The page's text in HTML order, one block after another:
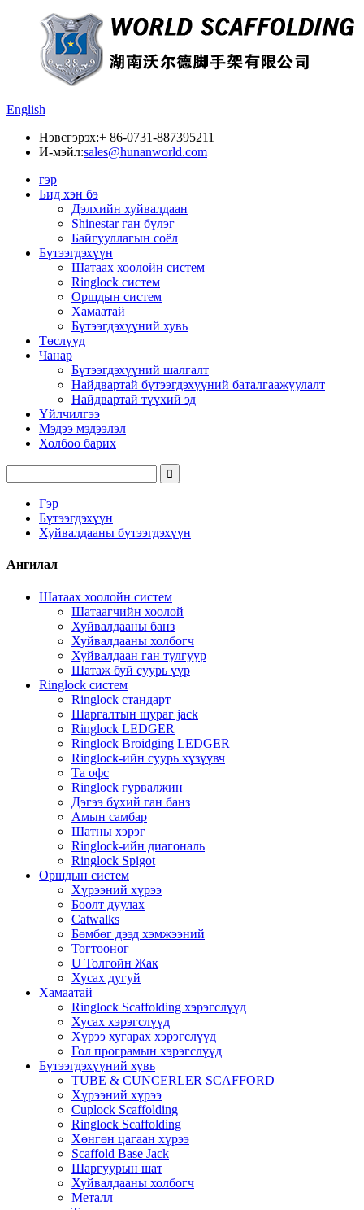
English
Нэвсгэрэх:+ 86-0731-887395211
И-мэйл:sales@hunanworld.com
гэр
Бид хэн бэ
Дэлхийн хуйвалдаан
Shinestar ган бүлэг
Байгууллагын соёл
Бүтээгдэхүүн
Шатаах хоолойн систем
Ringlock систем
Оршдын систем
Хамаатай
Бүтээгдэхүүний хувь
Төслүүд
Чанар
Бүтээгдэхүүний шалгалт
Найдвартай бүтээгдэхүүний баталгаажуулалт
Найдвартай түүхий эд
Үйлчилгээ
Мэдээ мэдээлэл
Холбоо барих
Гэр
Бүтээгдэхүүн
Хуйвалдааны бүтээгдэхүүн
Ангилал
Шатаах хоолойн систем
Шатаагчийн хоолой
Хуйвалдааны банз
Хуйвалдааны холбогч
Хуйвалдаан ган тулгуур
Шатаж буй суурь үүр
Ringlock систем
Ringlock стандарт
Шаргалтын шураг jack
Ringlock LEDGER
Ringlock Broidging LEDGER
Ringlock-ийн суурь хүзүүвч
Та офс
Ringlock гурвалжин
Дэгээ бүхий ган банз
Амын самбар
Шатны хэрэг
Ringlock-ийн диагональ
Ringlock Spigot
Оршдын систем
Хүрээний хүрээ
Боолт дуулах
Catwalks
Бөмбөг дээд хэмжээний
Тогтооног
U Толгойн Жак
Хусах дугуй
Хамаатай
Ringlock Scaffolding хэрэгслүүд
Хусах хэрэгслүүд
Хүрээ хугарах хэрэгслүүд
Гол програмын хэрэгслүүд
Бүтээгдэхүүний хувь
TUBE & CUNCERLER SCAFFORD
Хүрээний хүрээ
Cuplock Scaffolding
Ringlock Scaffolding
Хөнгөн цагаан хүрээ
Scaffold Base Jack
Шаргуурын шат
Хуйвалдааны холбогч
Металл